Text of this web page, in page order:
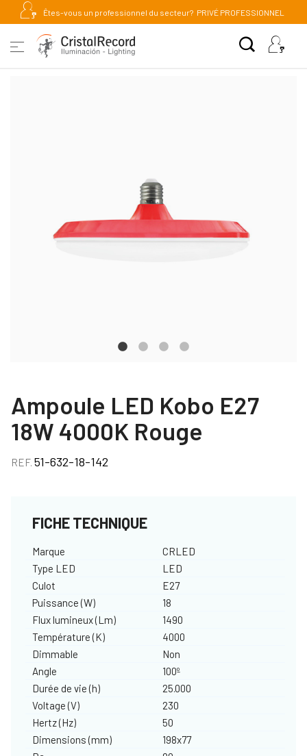
Êtes-vous un professionnel du secteur? PRIVÉ PROFESSIONNEL
Ampoule LED Kobo E27
18W 4000K Rouge
REF. 51-632-18-142
FICHE TECHNIQUE
Marque
CRLED
Type LED
LED
Culot
E27
Puissance (W)
18
Flux lumineux (Lm)
1490
Température (K)
4000
Dimmable
Non
Angle
100º
Durée de vie (h)
25.000
Voltage (V)
230
Hertz (Hz)
50
Dimensions (mm)
198x77